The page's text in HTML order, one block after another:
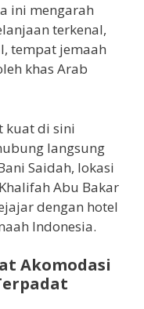
ini mengarah
terkenal,
tempat jemaah
khas Arab
kuat di sini
langsung
Saidah, lokasi
Abu Bakar
dengan hotel
Indonesia.
Akomodasi